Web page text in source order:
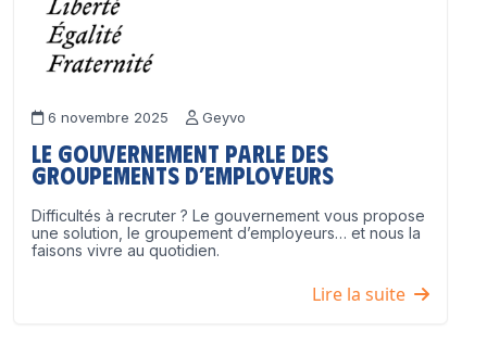
6 novembre 2025 Geyvo
Le Gouvernement parle des
groupements d’employeurs
Difficultés à recruter ? Le gouvernement vous propose
une solution, le groupement d’employeurs… et nous la
faisons vivre au quotidien.
Lire la suite